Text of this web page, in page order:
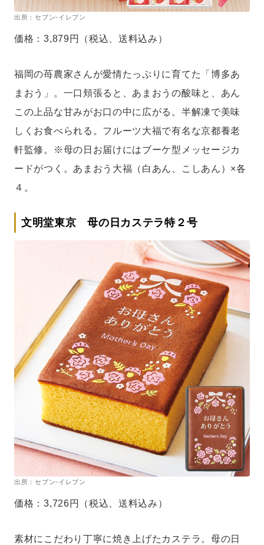
出所：セブン-イレブン
価格：3,879円（税込、送料込み）
福岡の苺農家さんが愛情たっぷりに育てた「博多あ
まおう」。一口頬張ると、あまおうの酸味と、あん
この上品な甘みがお口の中に広がる。半解凍で美味
しくお食べられる。フルーツ大福で有名な京都養老
軒監修。※母の日お届けにはブーケ型メッセージカ
ードがつく。あまおう大福（白あん、こしあん）×各
４。
文明堂東京 母の日カステラ特２号
出所：セブン-イレブン
価格：3,726円（税込、送料込み）
素材にこだわり丁寧に焼き上げたカステラ。母の日